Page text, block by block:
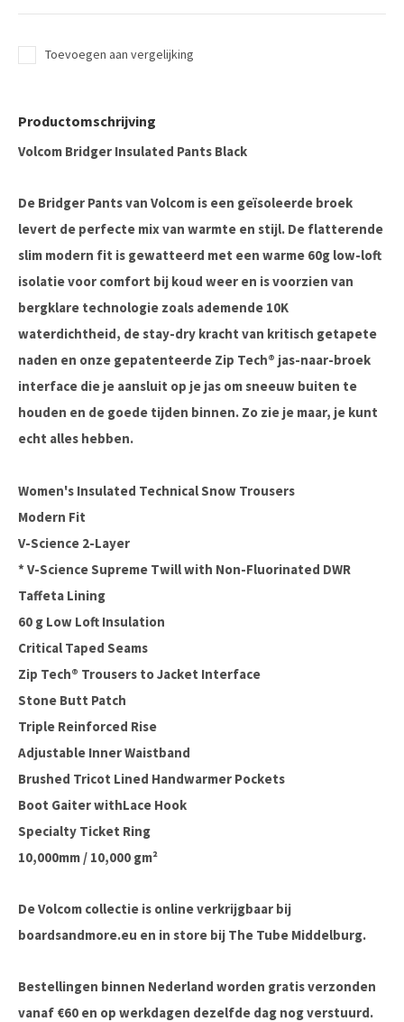
Toevoegen aan vergelijking
Productomschrijving
Volcom Bridger Insulated Pants Black
De Bridger Pants van Volcom is een geïsoleerde broek
levert de perfecte mix van warmte en stijl. De flatterende
slim modern fit is gewatteerd met een warme 60g low-loft
isolatie voor comfort bij koud weer en is voorzien van
bergklare technologie zoals ademende 10K
waterdichtheid, de stay-dry kracht van kritisch getapete
naden en onze gepatenteerde Zip Tech® jas-naar-broek
interface die je aansluit op je jas om sneeuw buiten te
houden en de goede tijden binnen. Zo zie je maar, je kunt
echt alles hebben.
Women's Insulated Technical Snow Trousers
Modern Fit
V-Science 2-Layer
* V-Science Supreme Twill with Non-Fluorinated DWR
Taffeta Lining
60 g Low Loft Insulation
Critical Taped Seams
Zip Tech® Trousers to Jacket Interface
Stone Butt Patch
Triple Reinforced Rise
Adjustable Inner Waistband
Brushed Tricot Lined Handwarmer Pockets
Boot Gaiter withLace Hook
Specialty Ticket Ring
10,000mm / 10,000 gm²
De Volcom collectie is online verkrijgbaar bij
boardsandmore.eu en in store bij The Tube Middelburg.
Bestellingen binnen Nederland worden gratis verzonden
vanaf €60 en op werkdagen dezelfde dag nog verstuurd.